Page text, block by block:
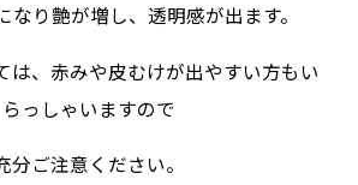
なり艶が増し、透明感が出ます。
は、赤みや皮むけが出やすい方もい
らっしゃいますので
分ご注意ください。